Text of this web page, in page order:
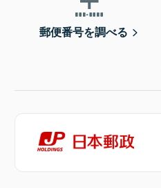
郵便番号を調べる